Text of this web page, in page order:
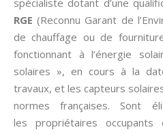
spécialiste dotant d’une
RGE(Reconnu Garant de
de chauffage ou de
fonctionnant à l’énergie
solaires », en cours à la
travaux, et les capteurs
normes françaises. Sont
les propriétaires